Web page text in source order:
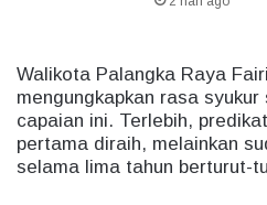
Walikota Palangka Raya
mengungkapkan rasa
capaian ini. Terlebih,
pertama diraih, melainkan
selama lima tahun berturut-